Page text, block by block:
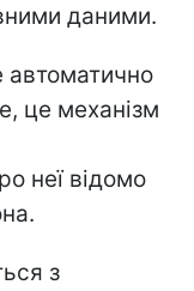
даними.
це механізм
неї відомо
з